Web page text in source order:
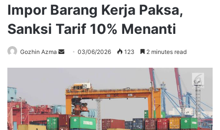
Impor Barang Kerja Paksa,
Sanksi Tarif 10% Menanti
Gozhin Azma
Send03/06/2026 123 2 minutes read